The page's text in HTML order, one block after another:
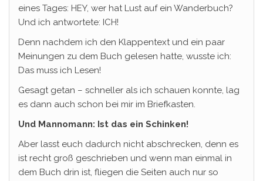
eines Tages: HEY, wer hat Lust auf ein Wanderbuch?
Und ich antwortete: ICH!
Denn nachdem ich den Klappentext und ein paar
Meinungen zu dem Buch gelesen hatte, wusste ich:
Das muss ich Lesen!
Gesagt getan – schneller als ich schauen konnte, lag
es dann auch schon bei mir im Briefkasten.
Und Mannomann: Ist das ein Schinken!
Aber lasst euch dadurch nicht abschrecken, denn es
ist recht groß geschrieben und wenn man einmal in
dem Buch drin ist, fliegen die Seiten auch nur so